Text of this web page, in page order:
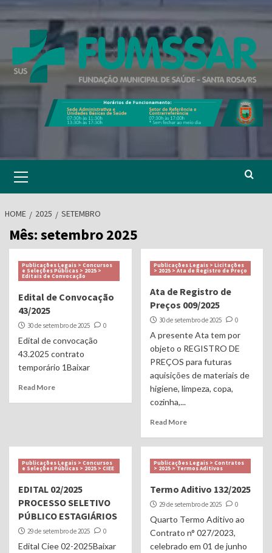
to
Menu
HOME 2025 SETEMBRO
Mês:setembro 2025
Publicações Legais > Concursos
e Seleções Públicas > 2025 >
Editais de Convocação
Edital de Convocação
43/2025
30 de setembro de 2025 0
Edital de convocação
43.2025 contrato
temporário 1Baixar
Read More
Publicações Legais > Licitações
> 2025 > Ata de Registro de Preço
Ata de Registro de
Preços 009/2025
30 de setembro de 2025 0
A presente Ata tem por
objeto o REGISTRO DE
PREÇOS para futuras
aquisições de materiais de
higiene, limpeza, copa,
cozinha,...
Read More
Publicações Legais > Concursos
e Seleções Públicas > 2025 > CIEE
EDITAL 02/2025
PROCESSO SELETIVO
PÚBLICO ESTAGIÁRIOS
29 de setembro de 2025 0
Edital Ciee 02-2025Baixar
Publicações Legais > Contratos
> 2025 > Termos Aditivos
Termo Aditivo 132/2025
29 de setembro de 2025 0
Quarto Termo Aditivo ao
Contrato n° 027/2023,
celebrado em 01 de junho